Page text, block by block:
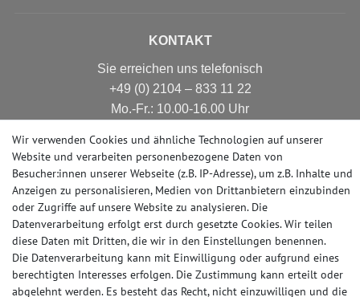
KONTAKT
Sie erreichen uns telefonisch
+49 (0) 2104 – 833 11 22
Mo.-Fr.: 10.00-16.00 Uhr
ZAHLUNGSARTEN
SOCIAL MEDIA
Wir verwenden Cookies und ähnliche Technologien auf unserer
Website und verarbeiten personenbezogene Daten von
Besucher:innen unserer Webseite (z.B. IP-Adresse), um z.B. Inhalte und
Anzeigen zu personalisieren, Medien von Drittanbietern einzubinden
oder Zugriffe auf unsere Website zu analysieren. Die
Datenverarbeitung erfolgt erst durch gesetzte Cookies. Wir teilen
diese Daten mit Dritten, die wir in den Einstellungen benennen.
Die Datenverarbeitung kann mit Einwilligung oder aufgrund eines
berechtigten Interesses erfolgen. Die Zustimmung kann erteilt oder
abgelehnt werden. Es besteht das Recht, nicht einzuwilligen und die